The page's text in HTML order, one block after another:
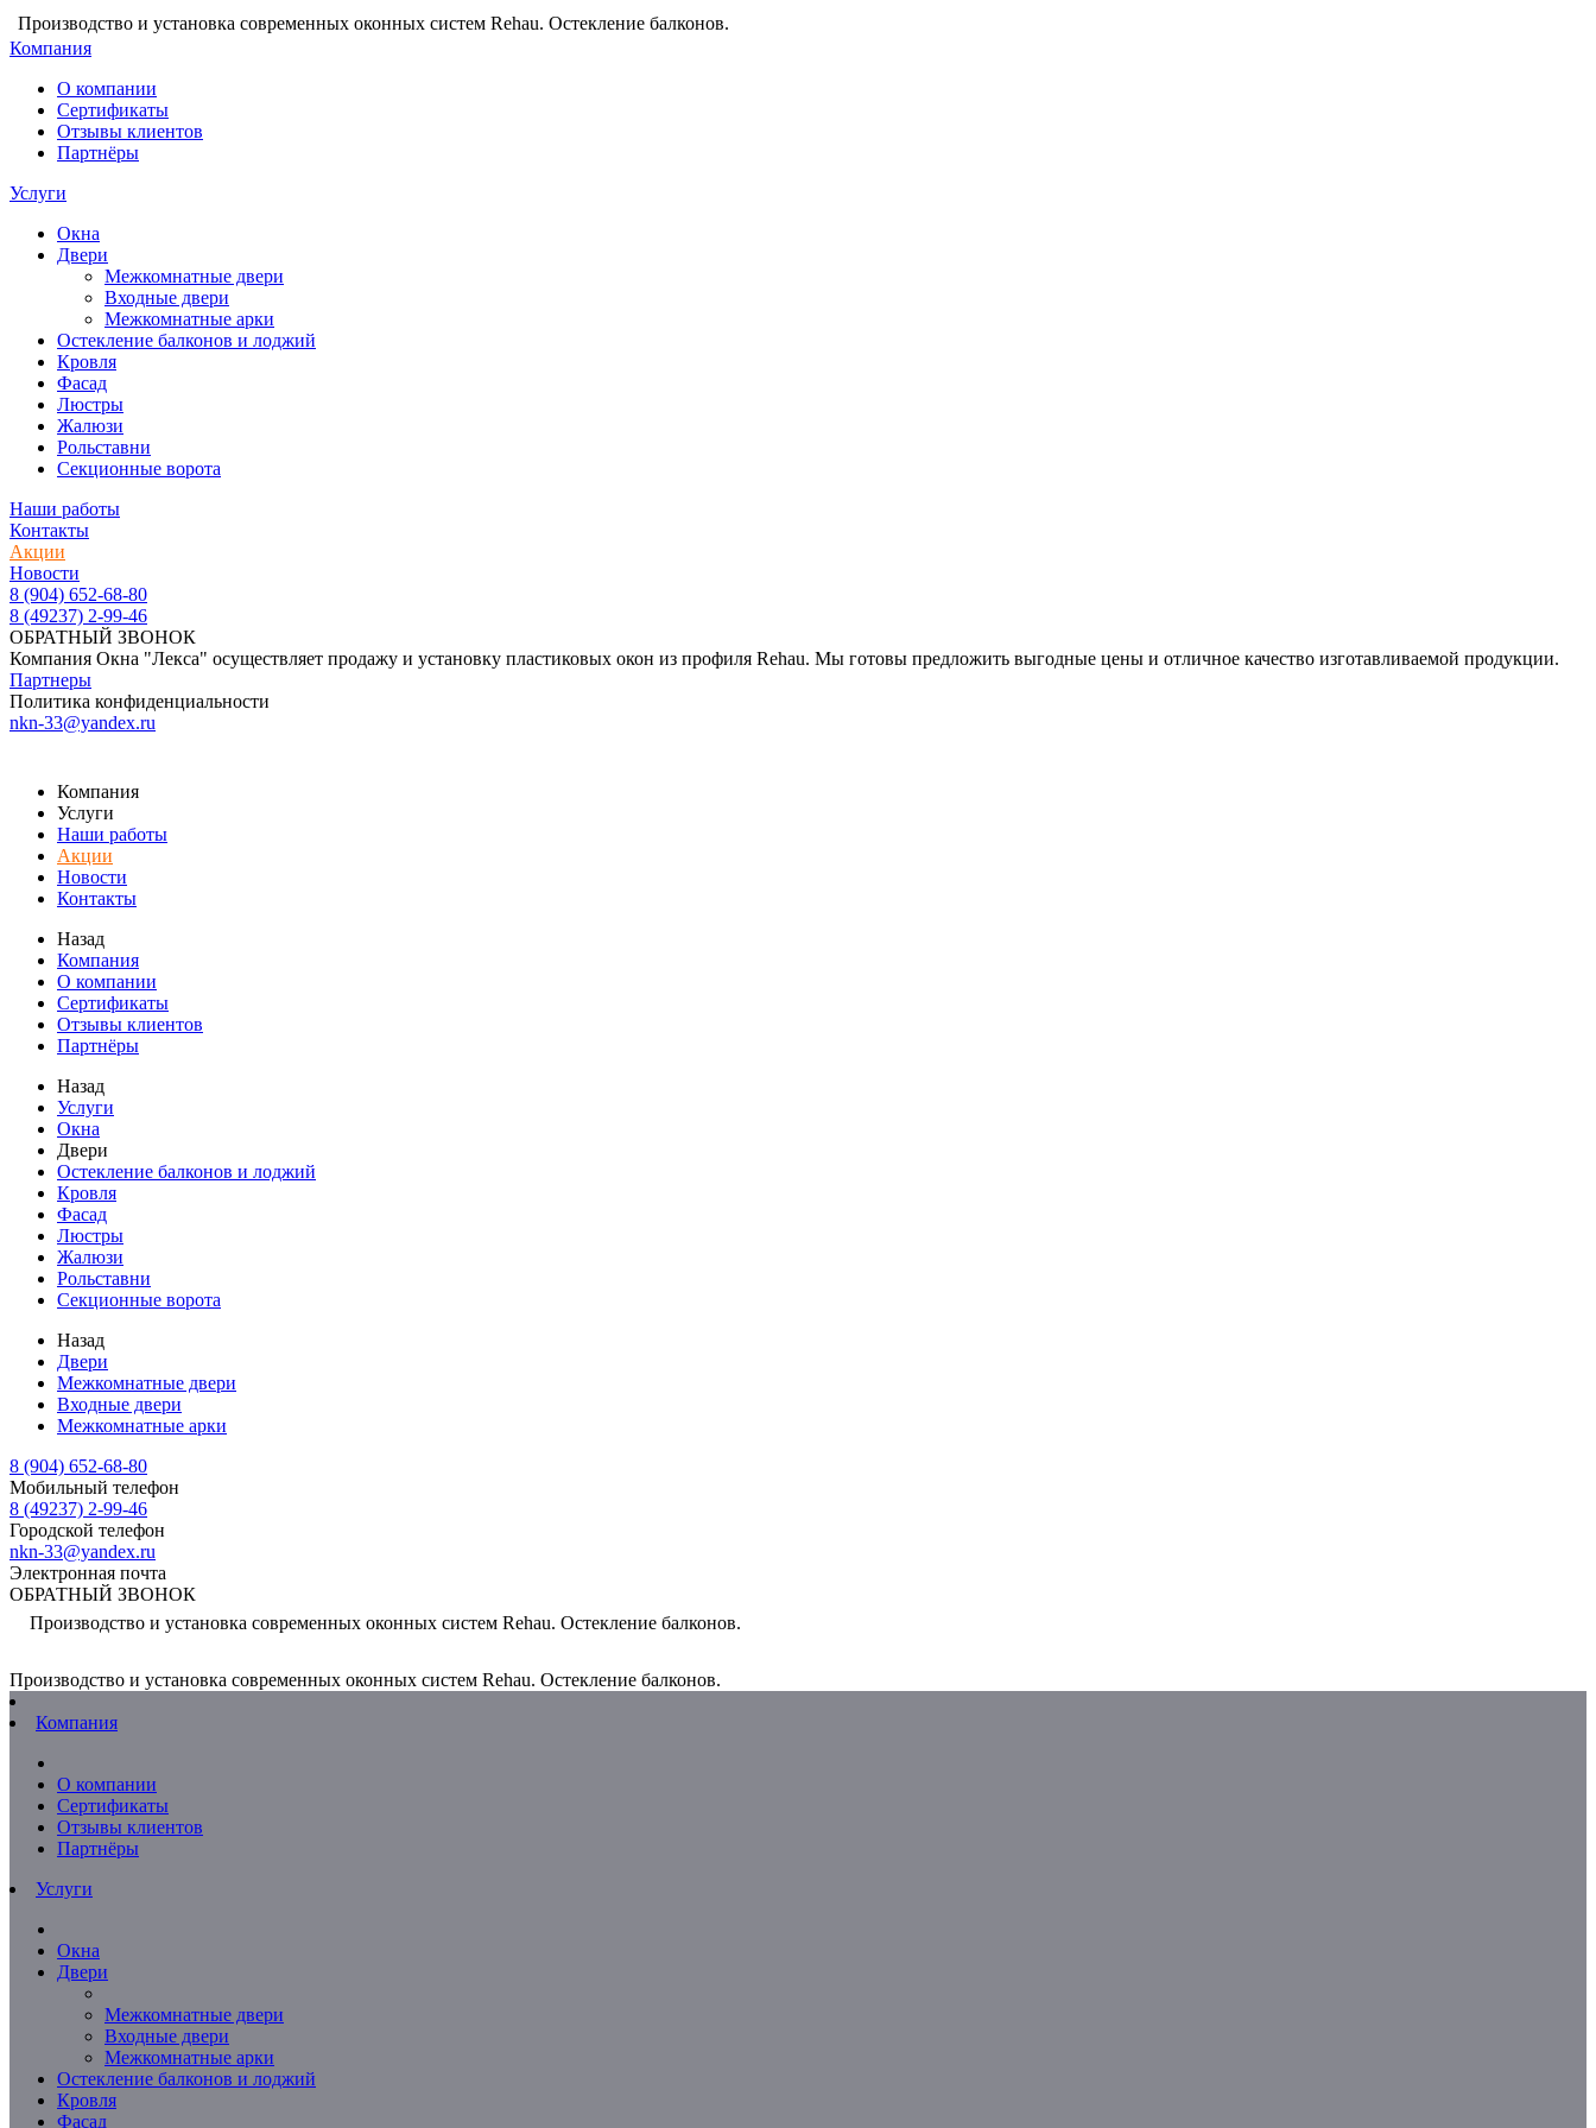
Производство и установка современных оконных систем Rehau. Остекление балконов.
Компания
О компании
Сертификаты
Отзывы клиентов
Партнёры
Услуги
Окна
Двери
Межкомнатные двери
Входные двери
Межкомнатные арки
Остекление балконов и лоджий
Кровля
Фасад
Люстры
Жалюзи
Рольставни
Секционные ворота
Наши работы
Контакты
Акции
Новости
8 (904) 652-68-80
8 (49237) 2-99-46
ОБРАТНЫЙ ЗВОНОК
Компания Окна "Лекса" осуществляет продажу и установку пластиковых окон из профиля Rehau. Мы готовы предложить выгодные цены и отличное качество изготавливаемой продукции.
Партнеры
Политика конфиденциальности
nkn-33@yandex.ru
Компания
Услуги
Наши работы
Акции
Новости
Контакты
Назад
Компания
О компании
Сертификаты
Отзывы клиентов
Партнёры
Назад
Услуги
Окна
Двери
Остекление балконов и лоджий
Кровля
Фасад
Люстры
Жалюзи
Рольставни
Секционные ворота
Назад
Двери
Межкомнатные двери
Входные двери
Межкомнатные арки
8 (904) 652-68-80
Мобильный телефон
8 (49237) 2-99-46
Городской телефон
nkn-33@yandex.ru
Электронная почта
ОБРАТНЫЙ ЗВОНОК
Производство и установка современных оконных систем Rehau. Остекление балконов.
Производство и установка современных оконных систем Rehau. Остекление балконов.
Компания
О компании
Сертификаты
Отзывы клиентов
Партнёры
Услуги
Окна
Двери
Межкомнатные двери
Входные двери
Межкомнатные арки
Остекление балконов и лоджий
Кровля
Фасад